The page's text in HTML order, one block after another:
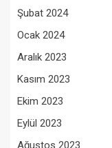
Şubat 2024
Ocak 2024
Aralık 2023
Kasım 2023
Ekim 2023
Eylül 2023
Ağustos 2023